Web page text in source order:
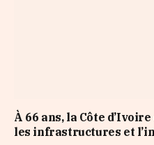
À 66 ans, la Côte
les infrastructures et